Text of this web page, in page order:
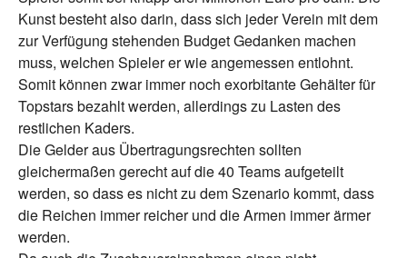
Kunst besteht also darin, dass sich jeder Verein mit dem
zur Verfügung stehenden Budget Gedanken machen
muss, welchen Spieler er wie angemessen entlohnt.
Somit können zwar immer noch exorbitante Gehälter für
Topstars bezahlt werden, allerdings zu Lasten des
restlichen Kaders.
Die Gelder aus Übertragungsrechten sollten
gleichermaßen gerecht auf die 40 Teams aufgeteilt
werden, so dass es nicht zu dem Szenario kommt, dass
die Reichen immer reicher und die Armen immer ärmer
werden.